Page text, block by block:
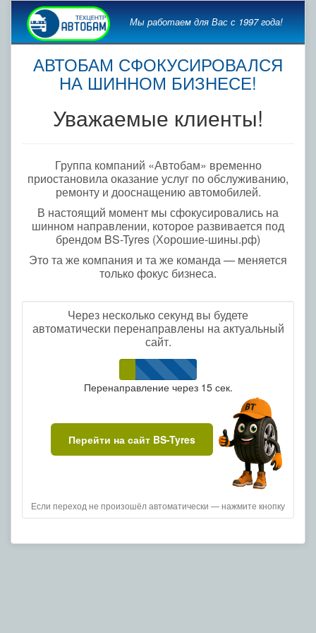
Мы работаем для Вас с 1997 года!
АВТОБАМ СФОКУСИРОВАЛСЯ
НА ШИННОМ БИЗНЕСЕ!
Уважаемые клиенты!
Группа компаний «Автобам» временно
приостановила оказание услуг по обслуживанию,
ремонту и дооснащению автомобилей.
В настоящий момент мы сфокусировались на
шинном направлении, которое развивается под
брендом BS-Tyres (Хорошие-шины.рф)
Это та же компания и та же команда — меняется
только фокус бизнеса.
Через несколько секунд вы будете
автоматически перенаправлены на актуальный
сайт.
Перенаправление через 15сек.
Перейти на сайт BS-Tyres
Если переход не произошёл автоматически — нажмите кнопку